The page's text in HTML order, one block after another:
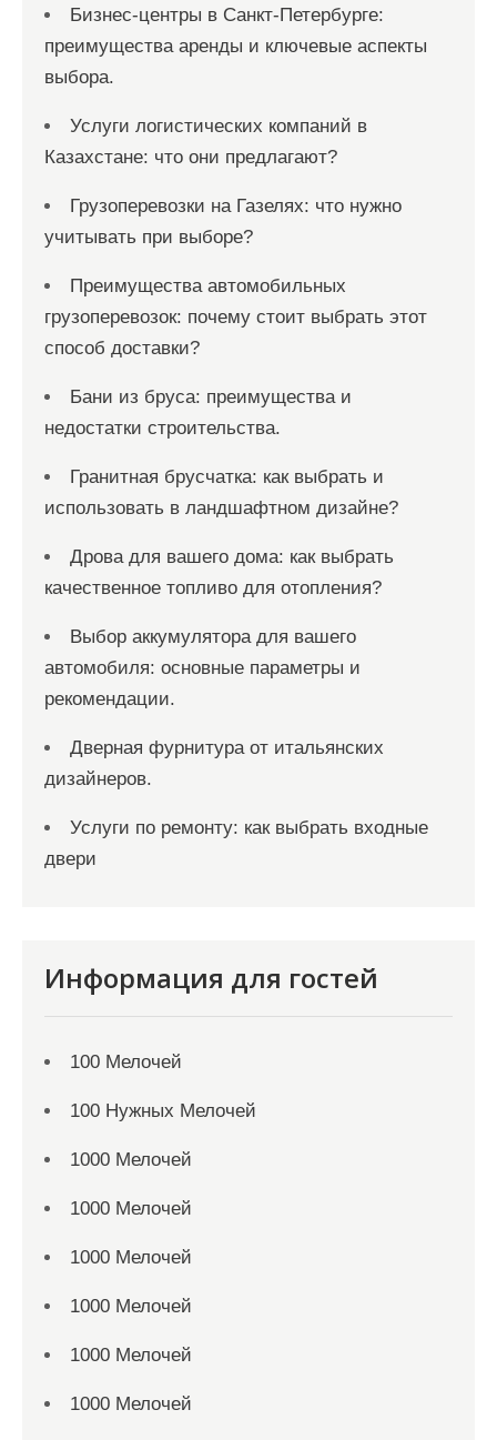
Бизнес-центры в Санкт-Петербурге:
преимущества аренды и ключевые аспекты
выбора.
Услуги логистических компаний в
Казахстане: что они предлагают?
Грузоперевозки на Газелях: что нужно
учитывать при выборе?
Преимущества автомобильных
грузоперевозок: почему стоит выбрать этот
способ доставки?
Бани из бруса: преимущества и
недостатки строительства.
Гранитная брусчатка: как выбрать и
использовать в ландшафтном дизайне?
Дрова для вашего дома: как выбрать
качественное топливо для отопления?
Выбор аккумулятора для вашего
автомобиля: основные параметры и
рекомендации.
Дверная фурнитура от итальянских
дизайнеров.
Услуги по ремонту: как выбрать входные
двери
Информация для гостей
100 Мелочей
100 Нужных Мелочей
1000 Мелочей
1000 Мелочей
1000 Мелочей
1000 Мелочей
1000 Мелочей
1000 Мелочей